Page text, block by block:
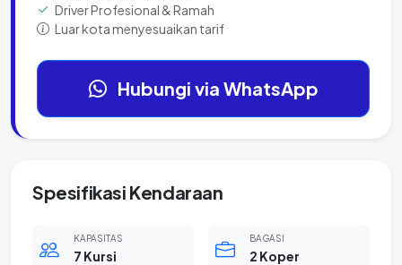
Driver Profesional & Ramah
Luar kota menyesuaikan tarif
Hubungi via WhatsApp
Spesifikasi Kendaraan
KAPASITAS
7 Kursi
BAGASI
2 Koper